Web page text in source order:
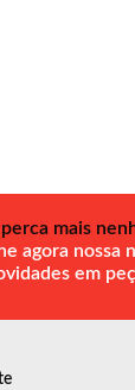
perca mais
agora
em